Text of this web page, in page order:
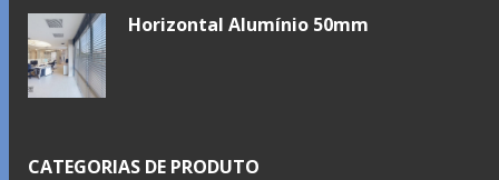
Horizontal Alumínio 50mm
CATEGORIAS DE PRODUTO